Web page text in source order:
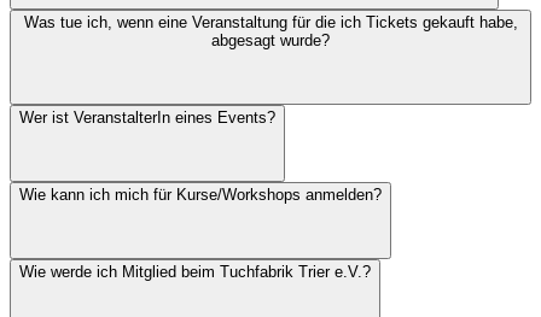
Was tue ich, wenn eine Veranstaltung für die ich Tickets gekauft habe,
abgesagt wurde?
Wer ist VeranstalterIn eines Events?
Wie kann ich mich für Kurse/Workshops anmelden?
Wie werde ich Mitglied beim Tuchfabrik Trier e.V.?